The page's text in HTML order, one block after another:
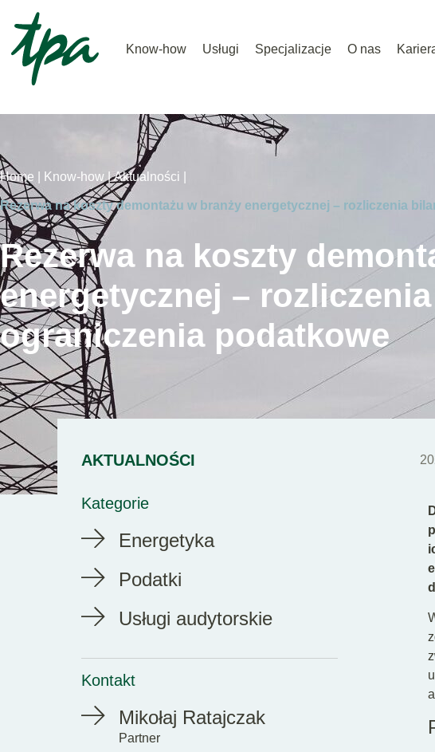
Know-how Usługi Specjalizacje O nas
Home | Know-how |Aktualności |
Rezerwa na koszty demontażu w branży energetycznej – rozliczenia
Rezerwa na koszty
energetycznej –
ograniczenia podatkowe
AKTUALNOŚCI
Kategorie
Energetyka
Podatki
Usługi audytorskie
Kontakt
Mikołaj Ratajczak
Partner